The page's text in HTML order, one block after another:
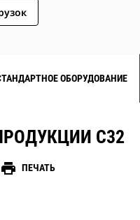
ОБОРУДОВАНИЕ
C32
print ПЕЧАТЬ